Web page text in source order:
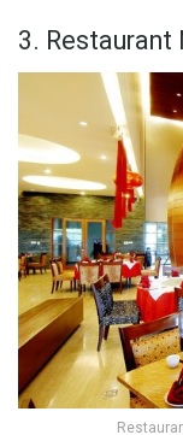
3. Restaurant